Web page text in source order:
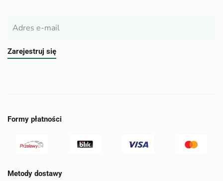
Zarejestruj się
Formy płatności
Metody dostawy